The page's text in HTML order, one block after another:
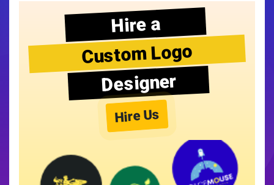
Hire a
Custom Logo
Designer
Hire Us